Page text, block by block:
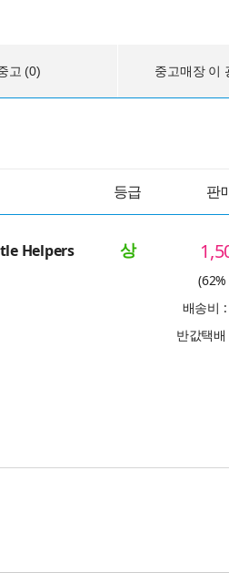
고 (0) 중고매장 이
등급 판
Helpers 상
배송비
반값택